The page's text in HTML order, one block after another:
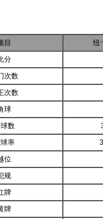
目
纽
分
次数
次数
球
数
率
位
规
牌
牌